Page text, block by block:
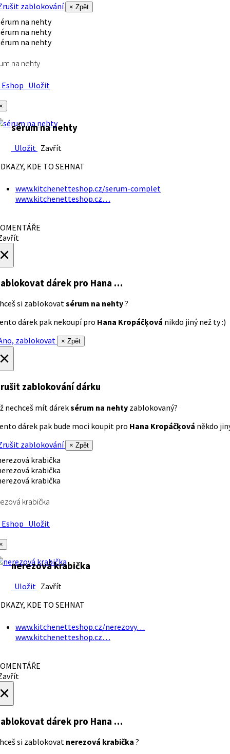
zablokování
× Zpět
na nehty
Uložit
sérum na nehty
Uložit Zavřít
KDE TO SEHNAT
www.kitchenetteshop.cz/serum-complet
www.kitchenetteshop.cz…
dárek pro Hana …
si zablokovatsérum na nehty?
dárek pak nekoupí pro Hana Kropáčķová nikdo jiný než ty :)
zablokovat
× Zpět
zablokování dárku
nechceš mít dáreksérum na nehty zablokovaný?
dárek pak bude moci koupit pro Hana Kropáčķová někdo
zablokování
× Zpět
krabička
Uložit
nerezová krabička
Uložit Zavřít
KDE TO SEHNAT
www.kitchenetteshop.cz/nerezovy…
www.kitchenetteshop.cz…
dárek pro Hana …
si zablokovat nerezová krabička ?